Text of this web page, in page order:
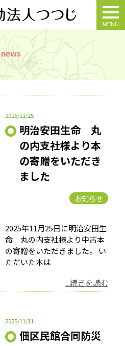
news
2025/11/25
明治安田生命 丸
の内支社様より本
の寄贈をいただき
ました
お知らせ
2025年11月25日に明治安田生
命 丸の内支社様より中古本
の寄贈をいただきました。 い
ただいた本は
...続きを読む
2025/11/11
佃区民館合同防災